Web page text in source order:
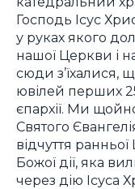
Господь Ісус
у руках якого
нашої Церкви і
сюди з’їхалися,
ювілей перших
єпархії. Ми
Святого
відчуття
Божої дії, яка
через дію Ісуса